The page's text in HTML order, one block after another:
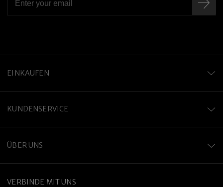
EINKAUFEN
KUNDENSERVICE
ÜBER UNS
VERBINDE MIT UNS